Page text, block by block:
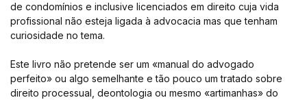
de condomínios e inclusive licenciados em direito cuja vida
profissional não esteja ligada à advocacia mas que tenham
curiosidade no tema.
Este livro não pretende ser um «manual do advogado
perfeito» ou algo semelhante e tão pouco um tratado sobre
direito processual, deontologia ou mesmo «artimanhas» do